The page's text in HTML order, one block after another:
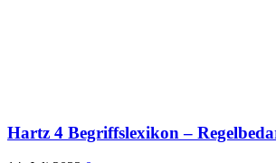
Hartz 4 Begriffslexikon –